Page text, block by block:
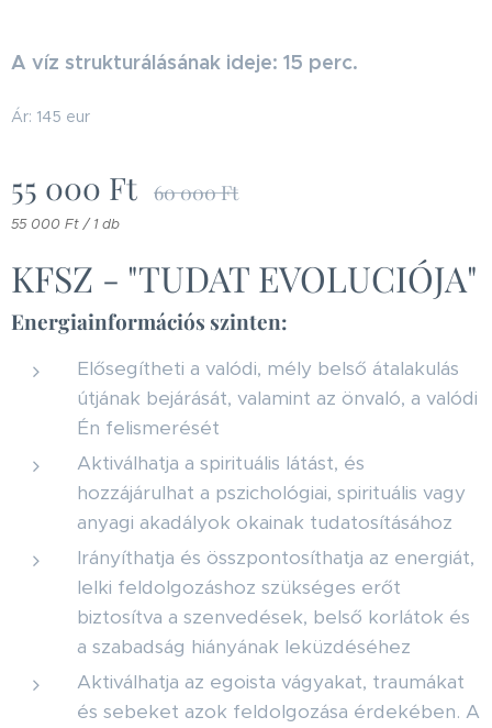
A víz strukturálásának ideje: 15 perc.
Ár: 145 eur
55 000 Ft 60 000Ft
55 000 Ft / 1 db
KFSZ - "TUDAT EVOLUCIÓJA"
Energiainformációs szinten:
Elősegítheti a valódi, mély belső átalakulás
útjának bejárását, valamint az önvaló, a valódi
Én felismerését
Aktiválhatja a spirituális látást, és
hozzájárulhat a pszichológiai, spirituális vagy
anyagi akadályok okainak tudatosításához
Irányíthatja és összpontosíthatja az energiát,
lelki feldolgozáshoz szükséges erőt
biztosítva a szenvedések, belső korlátok és
a szabadság hiányának leküzdéséhez
Aktiválhatja az egoista vágyakat, traumákat
és sebeket azok feldolgozása érdekében. A